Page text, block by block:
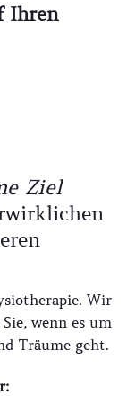
Ihren
Ziel
Wir
wenn es um
Träume geht.